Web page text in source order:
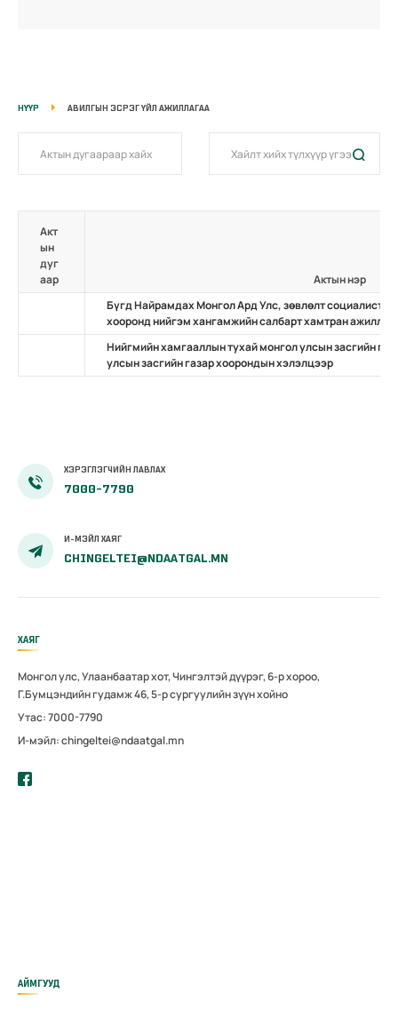
НҮҮР АВИЛГЫН ЭСРЭГ ҮЙЛ АЖИЛЛАГАА
Акт
ын
дуг
аар
Актын нэр
Бүгд Найрамдах Монгол Ард Улс, зөвлөлт социалист
хооронд нийгэм хангамжийн салбарт хамтран ажиллах
Нийгмийн хамгааллын тухай монгол улсын засгийн
улсын засгийн газар хоорондын хэлэлцээр
ХЭРЭГЛЭГЧИЙН ЛАВЛАХ
7000-7790
И-МЭЙЛ ХАЯГ
CHINGELTEI@NDAATGAL.MN
ХАЯГ
Монгол улс, Улаанбаатар хот, Чингэлтэй дүүрэг, 6-р хороо,
Г.Бумцэндийн гудамж 46, 5-р сургуулийн зүүн хойно
Утас: 7000-7790
И-мэйл: chingeltei@ndaatgal.mn
АЙМГУУД